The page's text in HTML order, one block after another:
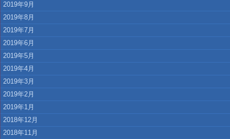
2019年9月
2019年8月
2019年7月
2019年6月
2019年5月
2019年4月
2019年3月
2019年2月
2019年1月
2018年12月
2018年11月